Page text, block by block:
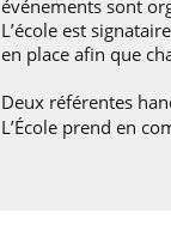
événements sont
L’école est
en place afin que
Deux référentes
L’École prend en